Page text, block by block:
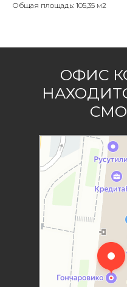
Общая площадь: 105,35 м2
ОФИС
Гончаров и Ко
Проектная организация в
Архитектурное бюро в